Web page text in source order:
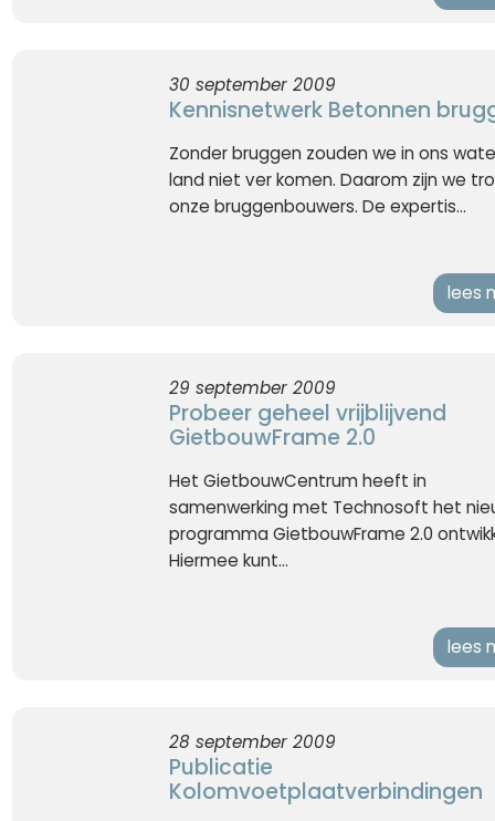
30 september 2009
Kennisnetwerk Betonnen
Zonder bruggen zouden we in ons
land niet ver komen. Daarom zijn we
onze bruggenbouwers. De expertis...
lees
29 september 2009
Probeer geheel vrijblijvend
GietbouwFrame 2.0
Het GietbouwCentrum heeft in
samenwerking met Technosoft het
programma GietbouwFrame 2.0
Hiermee kunt...
lees
28 september 2009
Publicatie
Kolomvoetplaatverbindingen